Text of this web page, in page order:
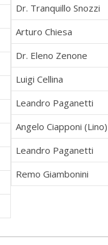
Dr. Tranquillo Snozzi
Arturo Chiesa
Dr. Eleno Zenone
Luigi Cellina
Leandro Paganetti
Angelo Ciapponi (Lino)
Leandro Paganetti
Remo Giambonini